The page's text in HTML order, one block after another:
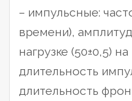
– импульсные:
времени),
нагрузке (50±0,5)
длительность
длительность